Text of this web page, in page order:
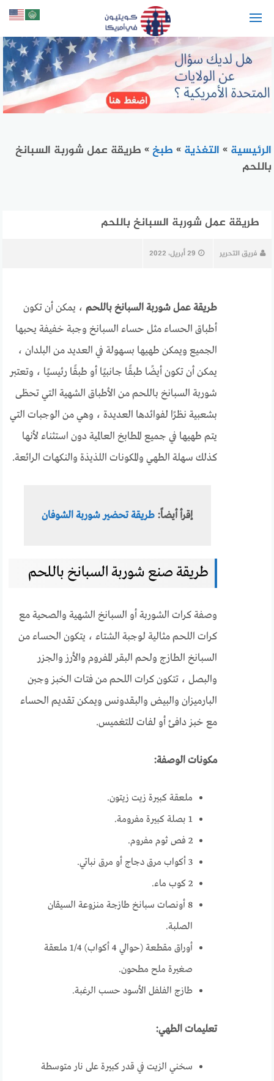
الرئيسية » التغذية » طبخ» طريقة عمل شوربة السبانخ
باللحم
طريقة عمل شوربة السبانخ باللحم
فريق التحرير 29 أبريل، 2022
طريقة عمل شوربة السبانخ باللحم ، يمكن أن تكون
أطباق الحساء مثل حساء السبانخ وجبة خفيفة يحبها
الجميع ويمكن طهيها بسهولة في العديد من البلدان ،
يمكن أن تكون أيضًا طبقًا جانبيًا أو طبقًا رئيسيًا ، وتعتبر
شوربة السبانخ باللحم من الأطباق الشهية التي تحظى
بشعبية نظرًا لفوائدها العديدة ، وهي من الوجبات التي
يتم طهيها في جميع المطابخ العالمية دون استثناء لأنها
كذلك سهلة الطهي والمكونات اللذيذة والنكهات الرائعة.
إقرأ أيضاً: طريقة تحضير شوربة الشوفان
طريقة صنع شوربة السبانخ باللحم
وصفة كرات الشوربة أو السبانخ الشهية والصحية مع
كرات اللحم مثالية لوجبة الشتاء ، يتكون الحساء من
السبانخ الطازج ولحم البقر المفروم والأرز والجزر
والبصل ، تتكون كرات اللحم من فتات الخبز وجبن
البارميزان والبيض والبقدونس ويمكن تقديم الحساء
مع خبز دافئ أو لفات للتغميس.
مكونات الوصفة:
ملعقة كبيرة زيت زيتون.
1 بصلة كبيرة مفرومة.
2 فص ثوم مفروم.
3 أكواب مرق دجاج أو مرق نباتي.
2 كوب ماء.
8 أونصات سبانخ طازجة منزوعة السيقان
الصلبة.
أوراق مقطعة (حوالي 4 أكواب) 1/4 ملعقة
صغيرة ملح مطحون.
طازج الفلفل الأسود حسب الرغبة.
تعليمات الطهي:
سخني الزيت في قدر كبيرة على نار متوسطة